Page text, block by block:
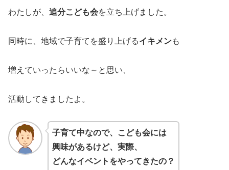
わたしが、 追分こども会を立ち上げました。
同時に、地域で子育てを盛り上げるイキメンも
増えていったらいいな～と思い、
活動してきましたよ。
子育て中なので、こども会には
興味があるけど、実際、
どんなイベントをやってきたの？